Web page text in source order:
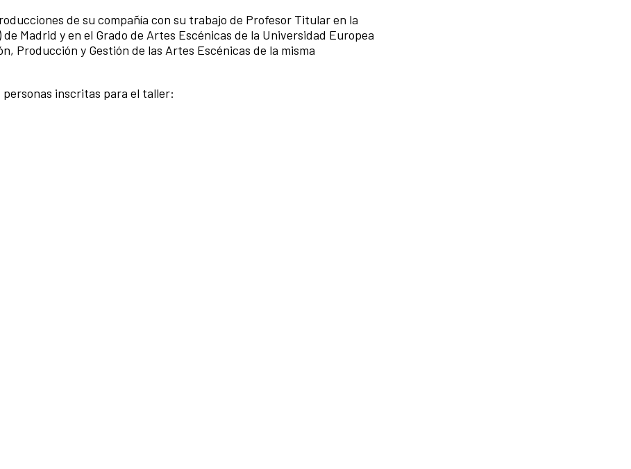
de su compañía con su trabajo de Profesor Titular en la
Madrid y en el Grado de Artes Escénicas de la Universidad Europea
Producción y Gestión de las Artes Escénicas de la misma
inscritas para el taller: